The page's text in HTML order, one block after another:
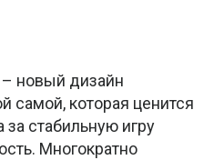
– новый дизайн
самой, которая ценится
стабильную игру
Многократно